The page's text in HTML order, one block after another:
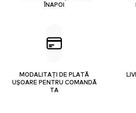
ÎNAPOI
MODALITAȚI DE PLATĂ
UȘOARE PENTRU COMANDĂ
TA